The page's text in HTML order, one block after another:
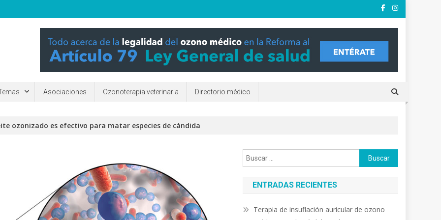
mejorar la calidad de vida de las personas. ¿Qué es y para qué sirve?. clínicas y terapias
Asociaciones Ozonoterapia veterinaria Directorio médico
ozonizado es efectivo para matar especies de cándida
Buscar:
ENTRADAS RECIENTES
Terapia de insuflación auricular de ozono